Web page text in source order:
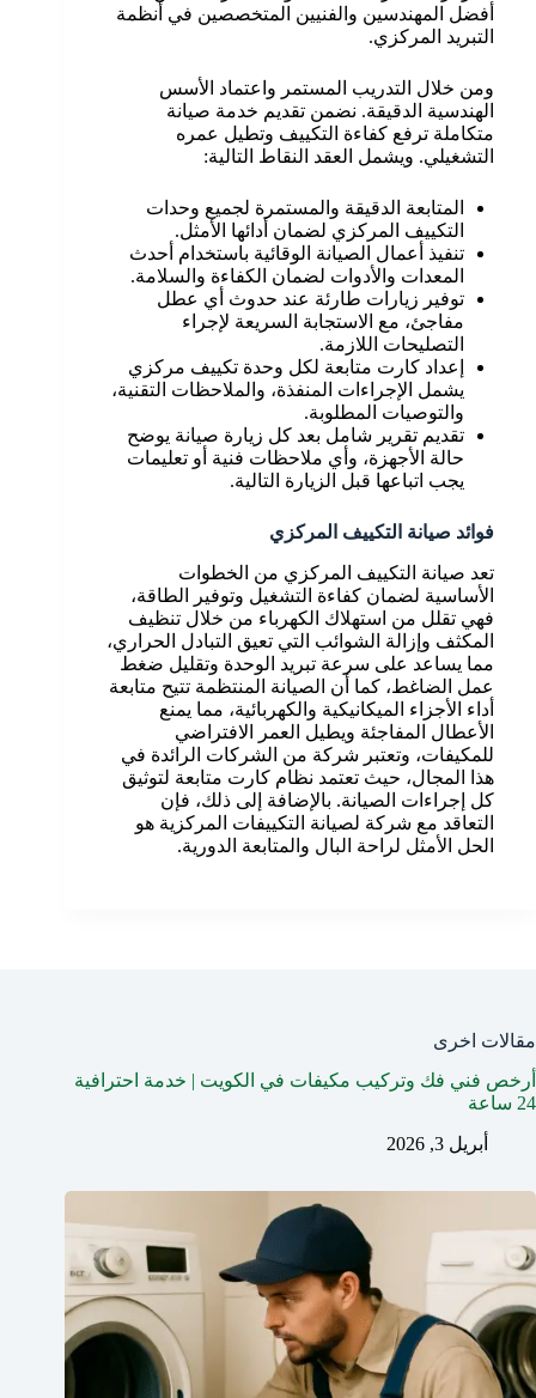
أفضل المهندسين والفنيين المتخصصين في أنظمة
التبريد المركزي.
ومن خلال التدريب المستمر واعتماد الأسس
الهندسية الدقيقة. نضمن تقديم خدمة صيانة
متكاملة ترفع كفاءة التكييف وتطيل عمره
التشغيلي. ويشمل العقد النقاط التالية:
المتابعة الدقيقة والمستمرة لجميع وحدات
التكييف المركزي لضمان أدائها الأمثل.
تنفيذ أعمال الصيانة الوقائية باستخدام أحدث
المعدات والأدوات لضمان الكفاءة والسلامة.
توفير زيارات طارئة عند حدوث أي عطل
مفاجئ، مع الاستجابة السريعة لإجراء
التصليحات اللازمة.
إعداد كارت متابعة لكل وحدة تكييف مركزي
يشمل الإجراءات المنفذة، والملاحظات التقنية،
والتوصيات المطلوبة.
تقديم تقرير شامل بعد كل زيارة صيانة يوضح
حالة الأجهزة، وأي ملاحظات فنية أو تعليمات
يجب اتباعها قبل الزيارة التالية.
فوائد صيانة التكييف المركزي
تعد صيانة التكييف المركزي من الخطوات
الأساسية لضمان كفاءة التشغيل وتوفير الطاقة،
فهي تقلل من استهلاك الكهرباء من خلال تنظيف
المكثف وإزالة الشوائب التي تعيق التبادل الحراري،
مما يساعد على سرعة تبريد الوحدة وتقليل ضغط
عمل الضاغط، كما أن الصيانة المنتظمة تتيح متابعة
أداء الأجزاء الميكانيكية والكهربائية، مما يمنع
الأعطال المفاجئة ويطيل العمر الافتراضي
للمكيفات، وتعتبر شركة من الشركات الرائدة في
هذا المجال، حيث تعتمد نظام كارت متابعة لتوثيق
كل إجراءات الصيانة. بالإضافة إلى ذلك، فإن
التعاقد مع شركة لصيانة التكييفات المركزية هو
الحل الأمثل لراحة البال والمتابعة الدورية.
مقالات اخرى
أرخص فني فك وتركيب مكيفات في الكويت | خدمة احترافية
24 ساعة
أبريل 3, 2026